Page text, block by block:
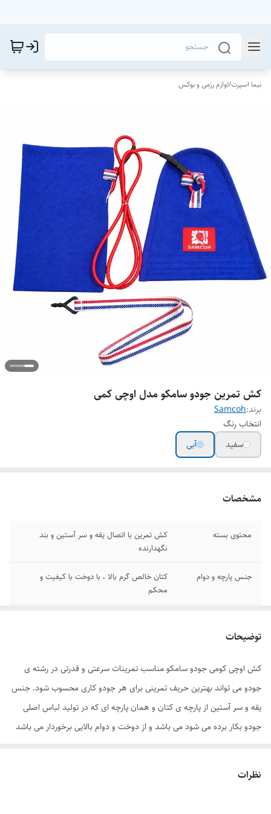
نیما اسپرت/لوازم رزمی و بوکس
کش تمرین جودو سامکو مدل اوچی کمی
برند:Samcoh
انتخاب رنگ
سفید
آبی
مشخصات
محتوی بسته
کش تمرین با اتصال یقه و سر آستین و بند
نگهدارنده
جنس پارچه و دوام
کتان خالص گرم بالا ، با دوخت با کیفیت و
محکم
کشور تولید کننده تولید ایران شرکت سامکو
توضیحات
کش اوچی کومی جودو سامکو مناسب تمرینات سرعتی و قدرتی در رشته ی
جودو می تواند بهترین حریف تمرینی برای هر جودو کاری محسوب شود. جنس
یقه و سر آستین از پارچه ی کتان و همان پارچه ای که در تولید لباس اصلی
جودو بکار برده می شود می باشد و از دوخت و دوام بالایی برخوردار می باشد
نظرات